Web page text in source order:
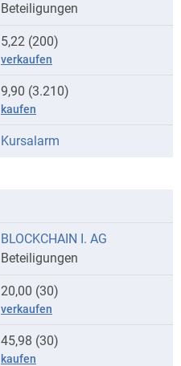
Beteiligungen
5,22 (200)
verkaufen
9,90 (3.210)
kaufen
Kursalarm
BLOCKCHAIN I. AG
Beteiligungen
20,00 (30)
verkaufen
45,98 (30)
kaufen